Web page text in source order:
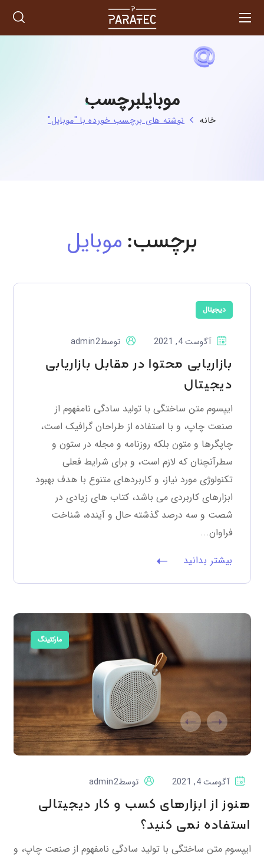
موبایلبرچسب
خانه نوشته های برچسب خورده با "موبایل"
برچسب: موبایل
دیجیتال
آگوست 4, 2021 توسطadmin2
بازاریابی محتوا در مقابل بازاریابی
دیجیتال
ایپسوم متن ساختگی با تولید سادگی نامفهوم از
صنعت چاپ، و با استفاده از طراحان گرافیک است،
چاپگرها و متون بلکه روزنامه و مجله در ستون و
سطرآنچنان که لازم است، و برای شرایط فعلی
تکنولوژی مورد نیاز، و کاربردهای متنوع با هدف بهبود
ابزارهای کاربردی می باشد، کتاب های زیادی در
شصت و سه درصد گذشته حال و آینده، شناخت
فراوان...
بیشتر بدانید
مارکتینگ
آگوست 4, 2021 توسطadmin2
هنوز از ابزارهای کسب و کار دیجیتالی
استفاده نمی کنید؟
ایپسوم متن ساختگی با تولید سادگی نامفهوم از صنعت چاپ، و